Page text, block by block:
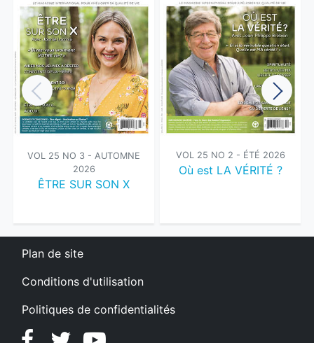
VOL 25 NO 3 - AUTOMNE
2026
ÊTRE SUR SON X
VOL 25 NO 2 - ÉTÉ 2026
Où est LA VÉRITÉ ?
Plan de site
Conditions d'utilisation
Politiques de confidentialités